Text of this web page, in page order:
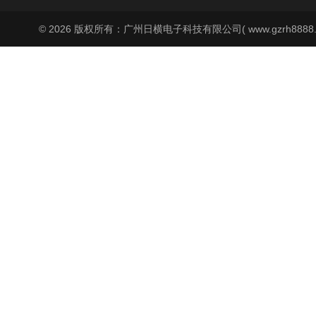
© 2026 版权所有：广州日横电子科技有限公司(